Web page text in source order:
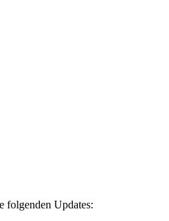
folgenden Updates: